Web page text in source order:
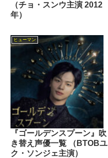
（チョ・スンウ主演 2012
年）
ヒューマン
『ゴールデンスプーン』吹
き替え声優一覧 （BTOBユ
ク・ソンジェ主演）